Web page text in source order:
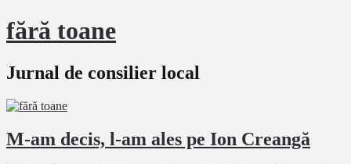
fără toane
Jurnal de consilier local
M-am decis, l-am ales pe Ion Creangă